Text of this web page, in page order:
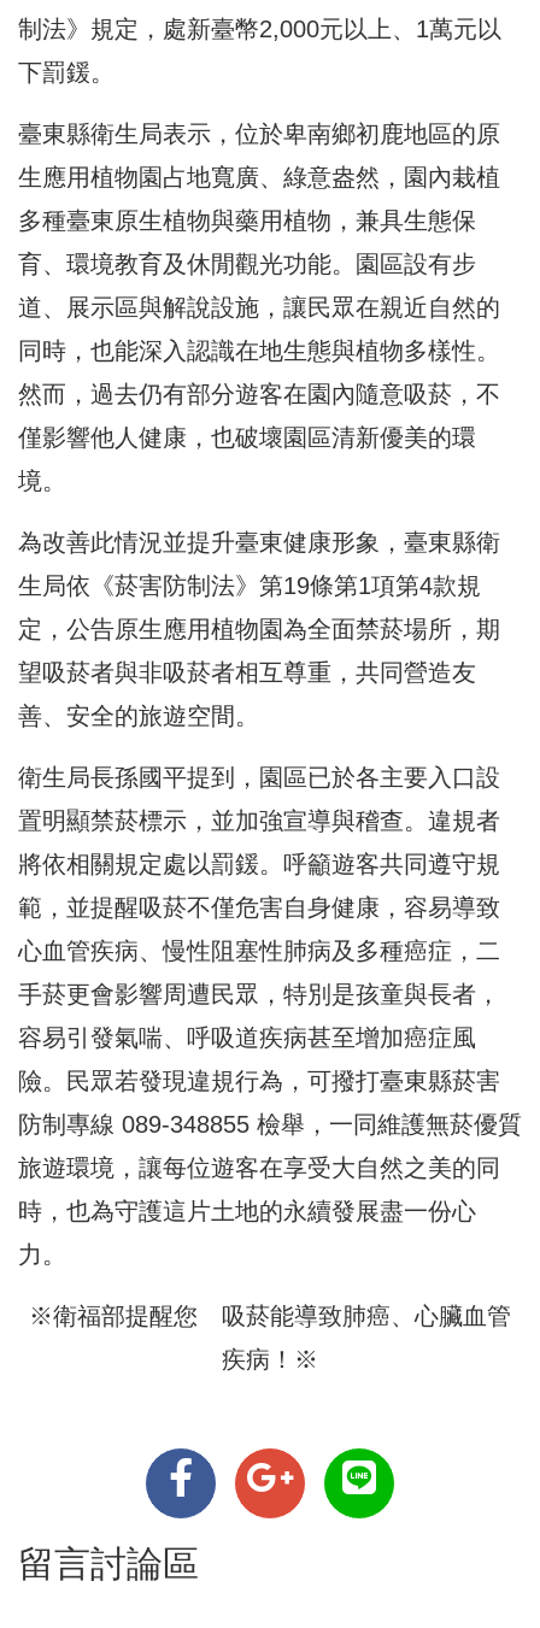
制法》規定，處新臺幣2,000元以上、1萬元以
下罰鍰。
臺東縣衛生局表示，位於卑南鄉初鹿地區的原
生應用植物園占地寬廣、綠意盎然，園內栽植
多種臺東原生植物與藥用植物，兼具生態保
育、環境教育及休閒觀光功能。園區設有步
道、展示區與解說設施，讓民眾在親近自然的
同時，也能深入認識在地生態與植物多樣性。
然而，過去仍有部分遊客在園內隨意吸菸，不
僅影響他人健康，也破壞園區清新優美的環
境。
為改善此情況並提升臺東健康形象，臺東縣衛
生局依《菸害防制法》第19條第1項第4款規
定，公告原生應用植物園為全面禁菸場所，期
望吸菸者與非吸菸者相互尊重，共同營造友
善、安全的旅遊空間。
衛生局長孫國平提到，園區已於各主要入口設
置明顯禁菸標示，並加強宣導與稽查。違規者
將依相關規定處以罰鍰。呼籲遊客共同遵守規
範，並提醒吸菸不僅危害自身健康，容易導致
心血管疾病、慢性阻塞性肺病及多種癌症，二
手菸更會影響周遭民眾，特別是孩童與長者，
容易引發氣喘、呼吸道疾病甚至增加癌症風
險。民眾若發現違規行為，可撥打臺東縣菸害
防制專線 089-348855 檢舉，一同維護無菸優質
旅遊環境，讓每位遊客在享受大自然之美的同
時，也為守護這片土地的永續發展盡一份心
力。
※衛福部提醒您 吸菸能導致肺癌、心臟血管
疾病！※
留言討論區